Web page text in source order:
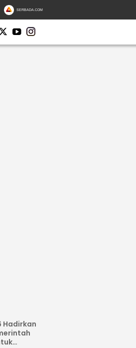
SERBADA.COM
Hadirkan